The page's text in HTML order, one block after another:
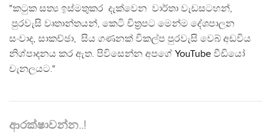
"කටුක සත්‍ය ඉස්මතුකර දැක්වෙන වාර්තා වැඩසටහන්,
පුරවැසි වෘතාන්තයන්, කෙටි චිත්‍රපට මෙන්ම දේශපාලන
සංවාද, සාකච්ඡා, සිය ගණනක් විකල්ප පුරවැසි වෙබ් අඩවිය
නිශ්පාදනය කර ඇත. පිවිසෙන්න අපගේ YouTube වීඩියෝ
චැනලයට."
ආරක්ෂාවන්න..!